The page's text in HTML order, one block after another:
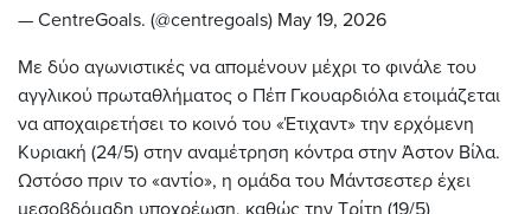
— CentreGoals. (@centregoals) May 19, 2026
Με δύο αγωνιστικές να απομένουν μέχρι το φινάλε του
αγγλικού πρωταθλήματος ο Πέπ Γκουαρδιόλα ετοιμάζεται
να αποχαιρετήσει το κοινό του «Έτιχαντ» την ερχόμενη
Κυριακή (24/5) στην αναμέτρηση κόντρα στην Άστον Βίλα.
Ωστόσο πριν το «αντίο», η ομάδα του Μάντσεστερ έχει